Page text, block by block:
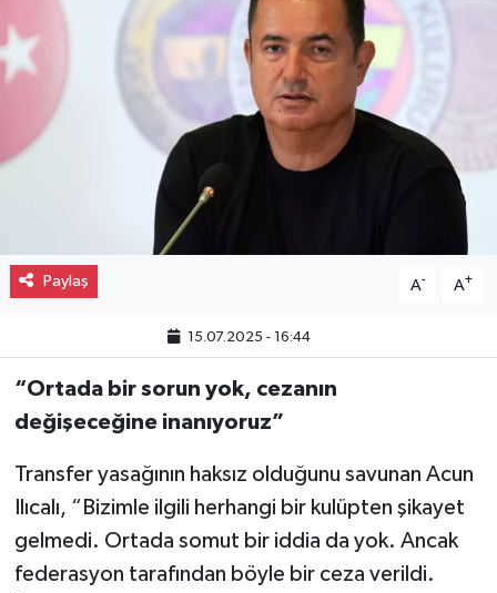
Paylaş A- A+
15.07.2025 - 16:44
“Ortada bir sorun yok, cezanın
değişeceğine inanıyoruz”
Transfer yasağının haksız olduğunu savunan Acun
Ilıcalı, “Bizimle ilgili herhangi bir kulüpten şikayet
gelmedi. Ortada somut bir iddia da yok. Ancak
federasyon tarafından böyle bir ceza verildi.
Eğitim